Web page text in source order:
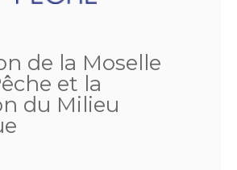
de la Moselle
et la
du Milieu